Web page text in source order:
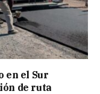
en el Sur
de ruta